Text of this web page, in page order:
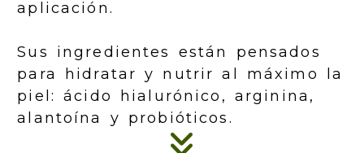
aplicación.
Sus ingredientes están pensados
para hidratar y nutrir al máximo la
piel: ácido hialurónico, arginina,
alantoína y probióticos.